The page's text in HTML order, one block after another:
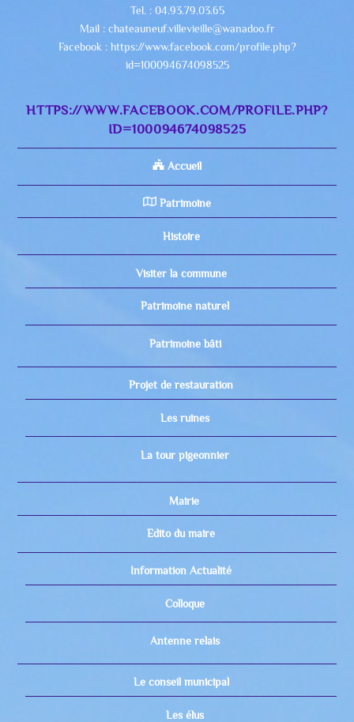
Tel. : 04.93.79.03.65
Mail : chateauneuf.villevieille@wanadoo.fr
Facebook : https://www.facebook.com/profile.php?
id=100094674098525
HTTPS://WWW.FACEBOOK.COM/PROFILE.PHP?
ID=100094674098525
Accueil
Patrimoine
Histoire
Visiter la commune
Patrimoine naturel
Patrimoine bâti
Projet de restauration
Les ruines
La tour pigeonnier
Mairie
Edito du maire
Information Actualité
Colloque
Antenne relais
Le conseil municipal
Les élus